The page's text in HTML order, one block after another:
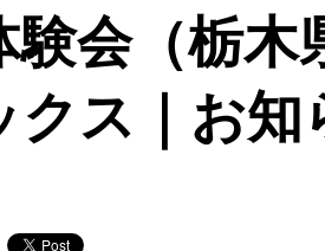
験会（栃
クス｜お知